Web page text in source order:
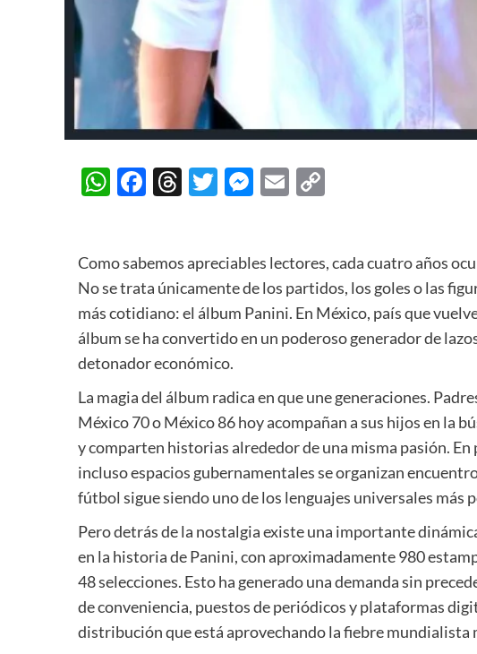
WhatsApp
Facebook
Threads
Twitter
Messenger
Email
Como sabemos apreciables lectores, cada cuatro años
No se trata únicamente de los partidos, los goles o las
más cotidiano: el álbum Panini. En México, país que
álbum se ha convertido en un poderoso generador de
detonador económico.
La magia del álbum radica en que une generaciones.
México 70 o México 86 hoy acompañan a sus hijos en la
y comparten historias alrededor de una misma pasión. En
incluso espacios gubernamentales se organizan
fútbol sigue siendo uno de los lenguajes universales más
Pero detrás de la nostalgia existe una importante
en la historia de Panini, con aproximadamente 980
48 selecciones. Esto ha generado una demanda sin
de conveniencia, puestos de periódicos y plataformas
distribución que está aprovechando la fiebre mundialista